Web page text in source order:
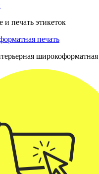
и печать этикеток
печать
широкоформатная